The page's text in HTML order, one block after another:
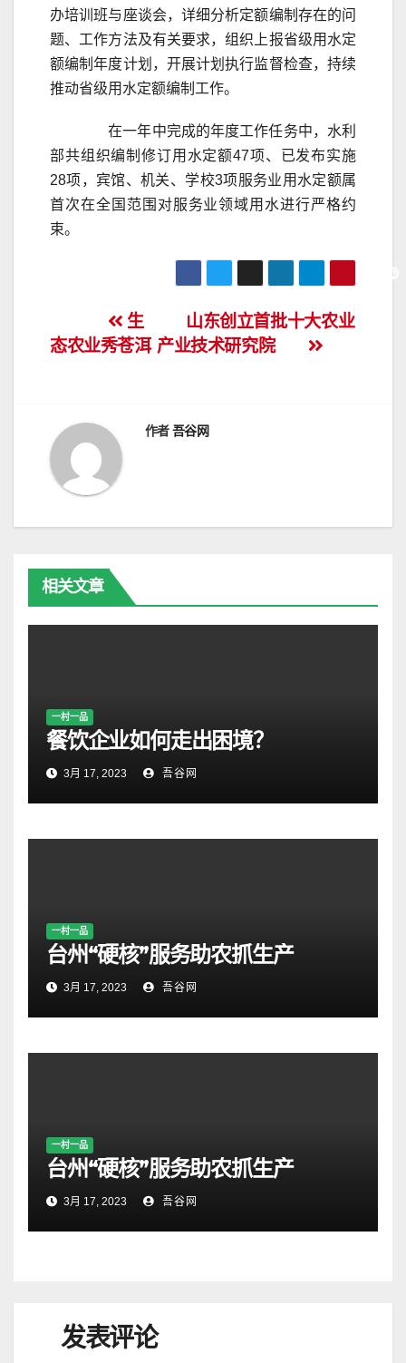
办培训班与座谈会，详细分析定额编制存在的问
题、工作方法及有关要求，组织上报省级用水定
额编制年度计划，开展计划执行监督检查，持续
推动省级用水定额编制工作。
在一年中完成的年度工作任务中，水利
部共组织编制修订用水定额47项、已发布实施
28项，宾馆、机关、学校3项服务业用水定额属
首次在全国范围对服务业领域用水进行严格约
束。
文
章
航
山东创立首批十大农业
产业技术研究院
生
态农业秀苍洱
作者吾谷网
相关文章
一村一品
餐饮企业如何走出困境？
3月 17, 2023 吾谷网
一村一品
台州“硬核”服务助农抓生产
3月 17, 2023 吾谷网
一村一品
台州“硬核”服务助农抓生产
3月 17, 2023 吾谷网
发表评论